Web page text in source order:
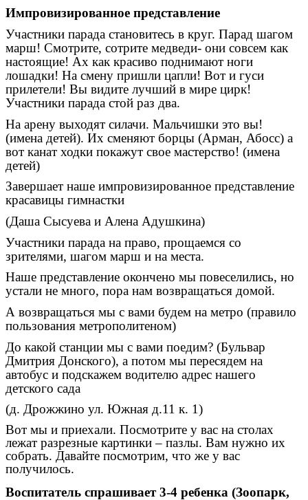
Импровизированное представление
Участники парада становитесь в круг. Парад шагом
марш! Смотрите, сотрите медведи- они совсем как
настоящие! Ах как красиво поднимают ноги
лошадки! На смену пришли цапли! Вот и гуси
прилетели! Вы видите лучший в мире цирк!
Участники парада стой раз два.
На арену выходят силачи. Мальчишки это вы!
(имена детей). Их сменяют борцы (Арман, Абосс) а
вот канат ходки покажут свое мастерство! (имена
детей)
Завершает наше импровизированное представление
красавицы гимнастки
(Даша Сысуева и Алена Адушкина)
Участники парада на право, прощаемся со
зрителями, шагом марш и на места.
Наше представление окончено мы повеселились, но
устали не много, пора нам возвращаться домой.
А возвращаться мы с вами будем на метро (правило
пользования метрополитеном)
До какой станции мы с вами поедим? (Бульвар
Дмитрия Донского), а потом мы пересядем на
автобус и подскажем водителю адрес нашего
детского сада
(д. Дрожжино ул. Южная д.11 к. 1)
Вот мы и приехали. Посмотрите у вас на столах
лежат разрезные картинки – пазлы. Вам нужно их
собрать. Давайте посмотрим, что же у вас
получилось.
Воспитатель спрашивает 3-4 ребенка (Зоопарк,